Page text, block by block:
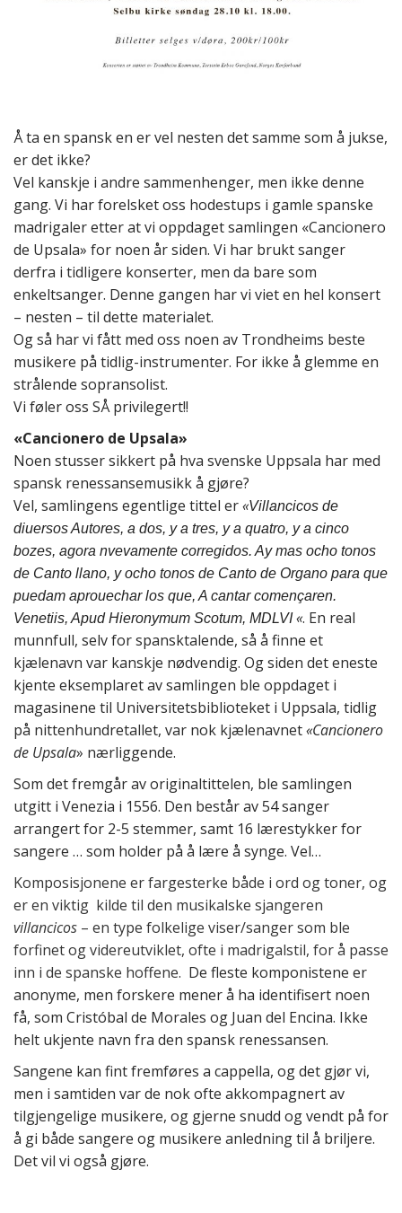
Å ta en spansk en er vel nesten det samme som å jukse,
er det ikke?
Vel kanskje i andre sammenhenger, men ikke denne
gang. Vi har forelsket oss hodestups i gamle spanske
madrigaler etter at vi oppdaget samlingen «Cancionero
de Upsala» for noen år siden. Vi har brukt sanger
derfra i tidligere konserter, men da bare som
enkeltsanger. Denne gangen har vi viet en hel konsert
– nesten – til dette materialet.
Og så har vi fått med oss noen av Trondheims beste
musikere på tidlig-instrumenter. For ikke å glemme en
strålende sopransolist.
Vi føler oss SÅ privilegert!!
«Cancionero de Upsala»
Noen stusser sikkert på hva svenske Uppsala har med
spansk renessansemusikk å gjøre?
Vel, samlingens egentlige tittel er«Villancicos de
diuersos Autores, a dos, y a tres, y a quatro, y a cinco
bozes, agora nvevamente corregidos. Ay mas ocho tonos
de Canto llano, y ocho tonos de Canto de Organo para que
puedam aprouechar los que, A cantar començaren.
Venetiis, Apud Hieronymum Scotum, MDLVI«. En real
munnfull, selv for spansktalende, så å finne et
kjælenavn var kanskje nødvendig. Og siden det eneste
kjente eksemplaret av samlingen ble oppdaget i
magasinene til Universitetsbiblioteket i Uppsala, tidlig
på nittenhundretallet, var nok kjælenavnet«Cancionero
de Upsala» nærliggende.
Som det fremgår av originaltittelen, ble samlingen
utgitt i Venezia i 1556. Den består av 54 sanger
arrangert for 2-5 stemmer, samt 16 lærestykker for
sangere … som holder på å lære å synge. Vel…
Komposisjonene er​ fargesterke både i ord og toner, og
er en viktig kilde til den musikalske sjangeren ​
villancicos ​ –​ en type ​folkelige viser/sanger som ble
forfinet og videreutviklet, ofte i madrigalstil, for å passe
inn i de spanske hoffene​. De fleste komponistene er
anonyme, men forskere mener å ha identifisert noen
få, som Cristóbal de Morales og Juan del Encina. Ikke
helt ukjente navn fra den spansk renessansen.
Sangene kan fint fremføres a cappella, og det gjør vi,
men i samtiden var de nok ofte akkompagnert av
tilgjengelige musikere, og gjerne snudd og vendt på for
å gi både sangere og musikere anledning til å briljere.
Det vil vi også gjøre.